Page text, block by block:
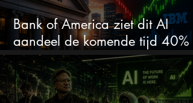
Bank of America ziet dit AI
aandeel de komende tijd 40%
stijgen na 20% daling